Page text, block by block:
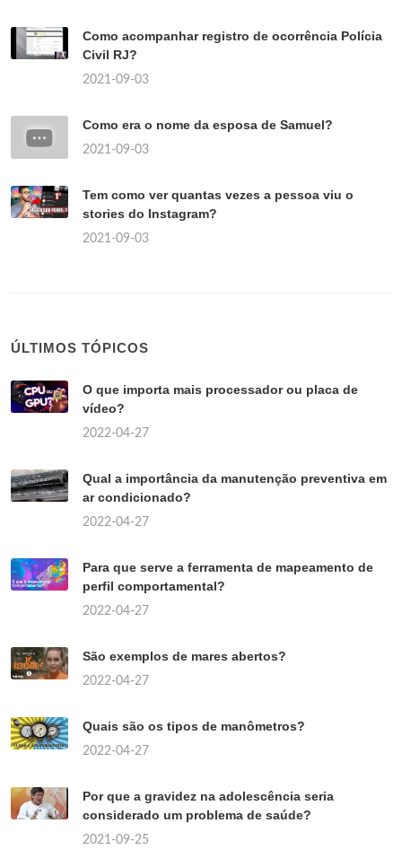
Como acompanhar registro de ocorrência Polícia
Civil RJ?
2021-09-03
Como era o nome da esposa de Samuel?
2021-09-03
Tem como ver quantas vezes a pessoa viu o
stories do Instagram?
2021-09-03
ÚLTIMOS TÓPICOS
O que importa mais processador ou placa de
vídeo?
2022-04-27
Qual a importância da manutenção preventiva em
ar condicionado?
2022-04-27
Para que serve a ferramenta de mapeamento de
perfil comportamental?
2022-04-27
São exemplos de mares abertos?
2022-04-27
Quais são os tipos de manômetros?
2022-04-27
Por que a gravidez na adolescência seria
considerado um problema de saúde?
2021-09-25